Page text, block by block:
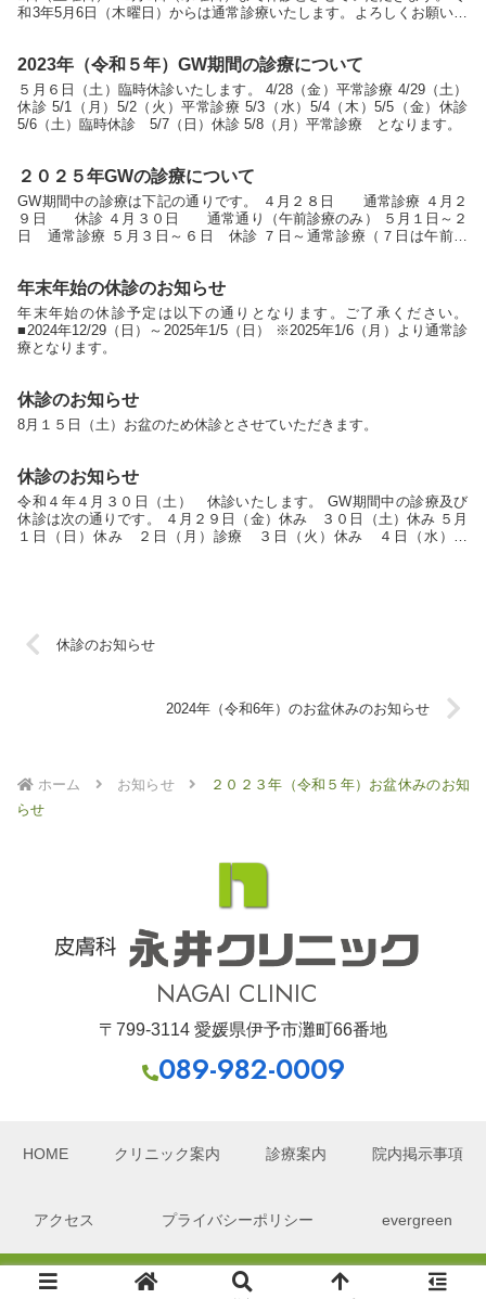
和3年5月6日（木曜日）からは通常診療いたします。よろしくお願いし
2023年（令和５年）GW期間の診療について
５月６日（土）臨時休診いたします。 4/28（金）平常診療 4/29（土）
休診 5/1（月）5/2（火）平常診療 5/3（水）5/4（木）5/5（金）休診
5/6（土）臨時休診 5/7（日）休診 5/8（月）平常診療 となります。
２０２５年GWの診療について
GW期間中の診療は下記の通りです。 ４月２８日 通常診療 ４月２
９日 休診 ４月３０日 通常通り（午前診療のみ） ５月１日～２
日 通常診療 ５月３日～６日 休診 ７日～通常診療（７日は午前診
年末年始の休診のお知らせ
年末年始の休診予定は以下の通りとなります。ご了承ください。
■2024年12/29（日）～2025年1/5（日） ※2025年1/6（月）より通常診
療となります。
休診のお知らせ
8月１５日（土）お盆のため休診とさせていただきます。
休診のお知らせ
令和４年４月３０日（土） 休診いたします。 GW期間中の診療及び
休診は次の通りです。 ４月２９日（金）休み ３０日（土）休み ５月
１日（日）休み ２日（月）診療 ３日（火）休み ４日（水）休
休診のお知らせ
2024年（令和6年）のお盆休みのお知らせ
ホーム お知らせ
２０２３年（令和５年）お盆休みのお知
らせ
皮膚科
NAGAI CLINIC
〒799-3114 愛媛県伊予市灘町66番地
089-982-0009
HOME クリニック案内 診療案内 院内掲示事項
アクセス プライバシーポリシー evergreen
Copyright © 2006-2026 永井クリニック All Rights Reserved.